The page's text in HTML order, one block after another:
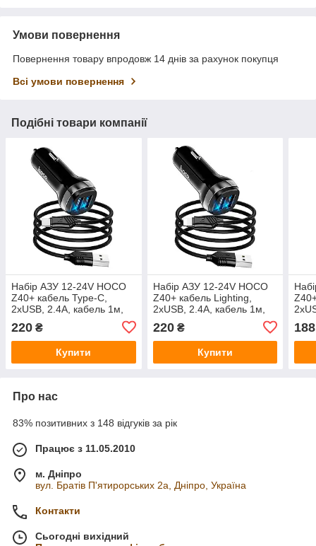
Умови повернення
Повернення товару впродовж 14 днів за рахунок покупця
Всі умови повернення
Подібні товари компанії
Набір АЗУ 12-24V HOCO
Z40+ кабель Type-C,
2xUSB, 2.4A, кабель 1м,
220 ₴
Купити
Набір АЗУ 12-24V HOCO
Z40+ кабель Lighting,
2xUSB, 2.4A, кабель 1м,
220₴
Купити
188
Про нас
83% позитивних з 148 відгуків за рік
Працює з 11.05.2010
м. Дніпро
вул. Братів П'ятирорських 2а, Дніпро, Україна
Контакти
Сьогодні вихідний